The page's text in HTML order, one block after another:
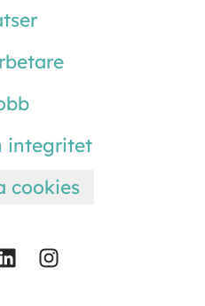
integritet
cookies